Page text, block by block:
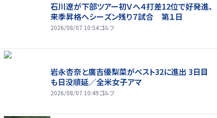
石川遼が下部ツアー初Ｖへ４打差12位で好発進、
来季昇格へシーズン残り７試合 第１日
2026/08/07 10:54ゴルフ
岩永杏奈と廣吉優梨菜がベスト32に進出 3日目
も日没順延／全米女子アマ
2026/08/07 10:49ゴルフ